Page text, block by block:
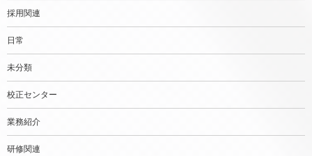
採用関連
日常
未分類
校正センター
業務紹介
研修関連